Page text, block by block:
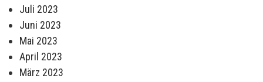
Juli 2023
Juni 2023
Mai 2023
April 2023
März 2023